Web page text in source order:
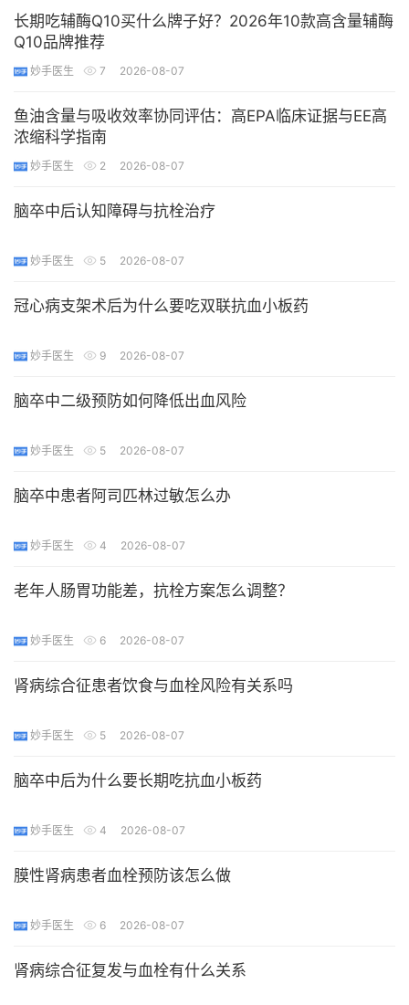
长期吃辅酶Q10买什么牌子好？2026年10款高含量辅酶
Q10品牌推荐
妙手医生 7 2026-08-07
鱼油含量与吸收效率协同评估：高EPA临床证据与EE高
浓缩科学指南
妙手医生 2 2026-08-07
脑卒中后认知障碍与抗栓治疗
妙手医生 5 2026-08-07
冠心病支架术后为什么要吃双联抗血小板药
妙手医生 9 2026-08-07
脑卒中二级预防如何降低出血风险
妙手医生 5 2026-08-07
脑卒中患者阿司匹林过敏怎么办
妙手医生 4 2026-08-07
老年人肠胃功能差，抗栓方案怎么调整？
妙手医生 6 2026-08-07
肾病综合征患者饮食与血栓风险有关系吗
妙手医生 5 2026-08-07
脑卒中后为什么要长期吃抗血小板药
妙手医生 4 2026-08-07
膜性肾病患者血栓预防该怎么做
妙手医生 6 2026-08-07
肾病综合征复发与血栓有什么关系